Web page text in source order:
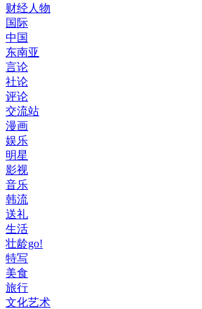
财经人物
国际
中国
东南亚
言论
社论
评论
交流站
漫画
娱乐
明星
影视
音乐
韩流
送礼
生活
壮龄go!
特写
美食
旅行
文化艺术